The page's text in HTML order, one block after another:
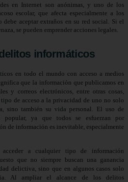
en Internet son anónimas, y uno de los
escolar, que afecta especialmente a los
debe aceptar extraños en su red social. Si el
se pueden emprender acciones legales.
informáticos
en todo el mundo con acceso a medios
que la información que publicamos en
y correos electrónicos, entre otras cosas,
de acceso a la privacidad de uno no solo
sino también su vida personal. El uso de
popular, ya que todos se esfuerzan por
de información es inevitable, especialmente
acceder a cualquier tipo de información
que no siempre buscan una ganancia
delictiva, sino que en algunos casos solo
Al ampliar el alcance de los delitos